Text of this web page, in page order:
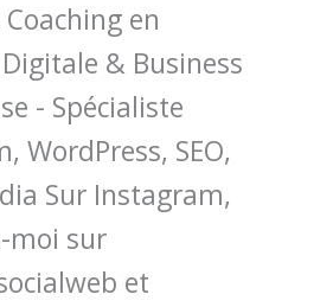
en
& Business
- Spécialiste
WordPress, SEO,
Sur Instagram,
moi sur
et